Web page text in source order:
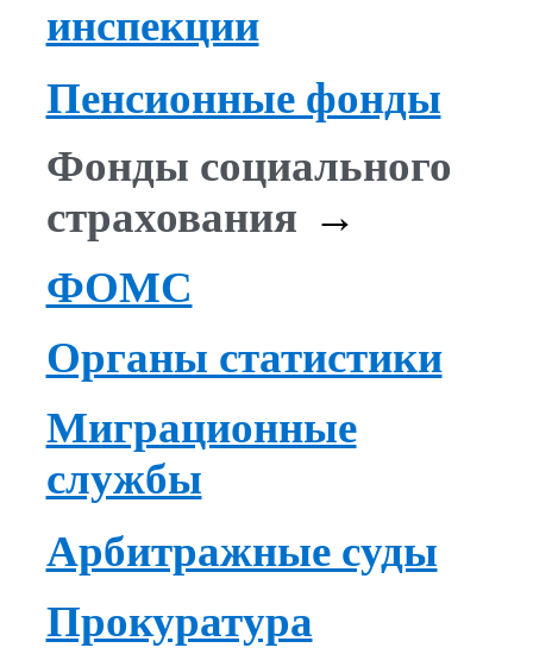
инспекции
Пенсионные фонды
Фонды социального
страхования →
ФОМС
Органы статистики
Миграционные
службы
Арбитражные суды
Прокуратура